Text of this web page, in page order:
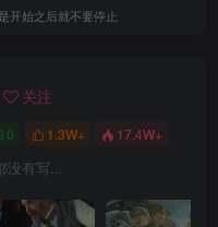
开始之后就不要停止
关注
0 1.3W+ 17.4W+
没有写...